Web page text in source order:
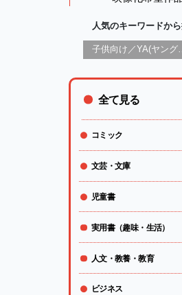
人気のキーワードか
子供向け／YA(ヤン
全て見る
コミック
文芸・文庫
児童書
実用書（趣味・生活）
人文・教養・教育
ビジネス